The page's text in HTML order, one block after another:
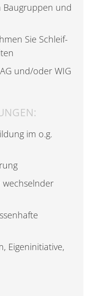
Baugruppen und
Sie Schleif-
und/oder WIG
im o.g.
wechselnder
Eigeninitiative,